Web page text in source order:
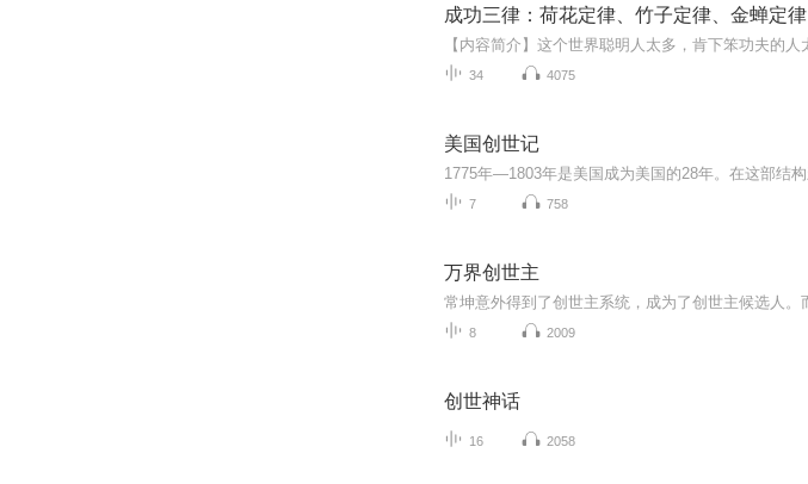
成功三律：荷花定律、竹子定律、金蝉定律
34 4075
美国创世记
7 758
万界创世主
8 2009
创世神话
16 2058